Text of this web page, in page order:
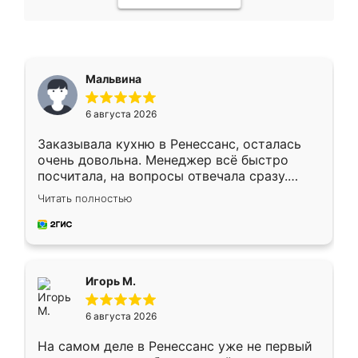
Мальвина
6 августа 2026
Заказывала кухню в Ренессанс, осталась
очень довольна. Менеджер всё быстро
посчитала, на вопросы отвечала сразу.
Замерщик приехал в субботу, подошёл к
делу со всей ответственностью. Собрали
за день, ребята работали аккуратно, даже
Читать полностью
Игорь М.
6 августа 2026
На самом деле в Ренессанс уже не первый